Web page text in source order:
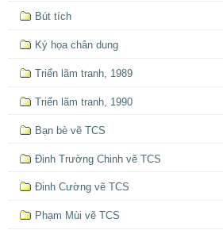
Bút tích
Ký họa chân dung
Triển lãm tranh, 1989
Triển lãm tranh, 1990
Bạn bè vẽ TCS
Ðinh Trường Chinh vẽ TCS
Đinh Cường vẽ TCS
Phạm Mùi vẽ TCS